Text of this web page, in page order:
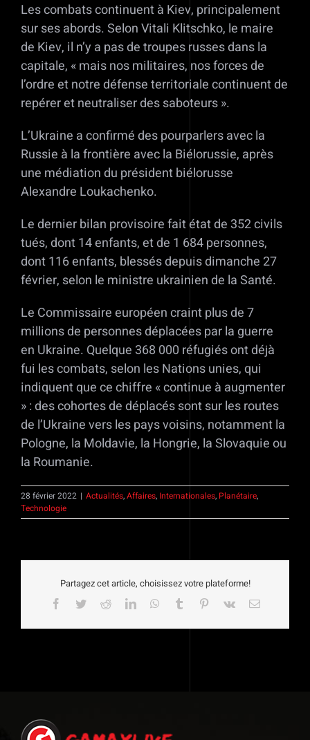
Les combats continuent à Kiev, principalement
sur ses abords. Selon Vitali Klitschko, le maire
de Kiev, il n’y a pas de troupes russes dans la
capitale, « mais nos militaires, nos forces de
l’ordre et notre défense territoriale continuent de
repérer et neutraliser des saboteurs ».
L’Ukraine a confirmé des pourparlers avec la
Russie à la frontière avec la Biélorussie, après
une médiation du président biélorusse
Alexandre Loukachenko.
Le dernier bilan provisoire fait état de 352 civils
tués, dont 14 enfants, et de 1 684 personnes,
dont 116 enfants, blessés depuis dimanche 27
février, selon le ministre ukrainien de la Santé.
Le Commissaire européen craint plus de 7
millions de personnes déplacées par la guerre
en Ukraine. Quelque 368 000 réfugiés ont déjà
fui les combats, selon les Nations unies, qui
indiquent que ce chiffre « continue à augmenter
» : des cohortes de déplacés sont sur les routes
de l’Ukraine vers les pays voisins, notamment la
Pologne, la Moldavie, la Hongrie, la Slovaquie ou
la Roumanie.
28 février 2022 | Actualités,Affaires, Internationales, Planétaire,
Technologie
Partagez cet article, choisissez votre plateforme!
Facebook
TwitterRedditLinkedInWhatsApp
Tumblr Pinterest
Vk Email